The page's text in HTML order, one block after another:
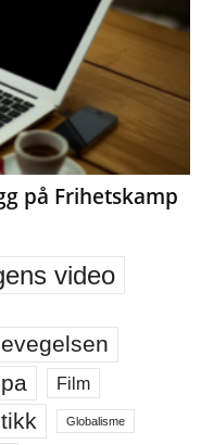
på Frihetskamp
video
Film
Globalisme